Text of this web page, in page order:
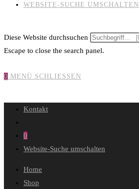
WEBSITE-SUCHE UMSCHALTEN
Diese Website durchsuchen
Escape to close the search panel.
0 MENÜ SCHLIESSEN
Kontakt
0
Website-Suche umschalten
Home
Shop